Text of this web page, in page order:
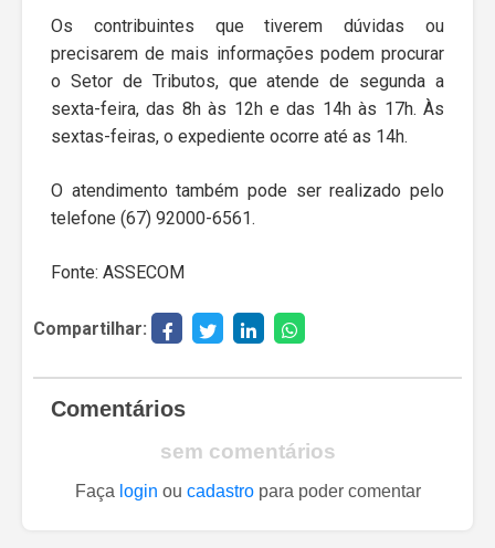
Os contribuintes que tiverem dúvidas ou
precisarem de mais informações podem procurar
o Setor de Tributos, que atende de segunda a
sexta-feira, das 8h às 12h e das 14h às 17h. Às
sextas-feiras, o expediente ocorre até as 14h.
O atendimento também pode ser realizado pelo
telefone (67) 92000-6561.
Fonte: ASSECOM
Compartilhar:
Comentários
sem comentários
Faça login ou cadastropara poder comentar